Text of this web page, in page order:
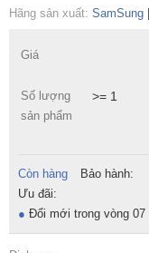
Hãng sản xuất: SamSung
Giá
Số lượng
sản phẩm
>= 1
Còn hàng
Bảo hành:
Ưu đãi:
● Đổi mới trong vòng 07